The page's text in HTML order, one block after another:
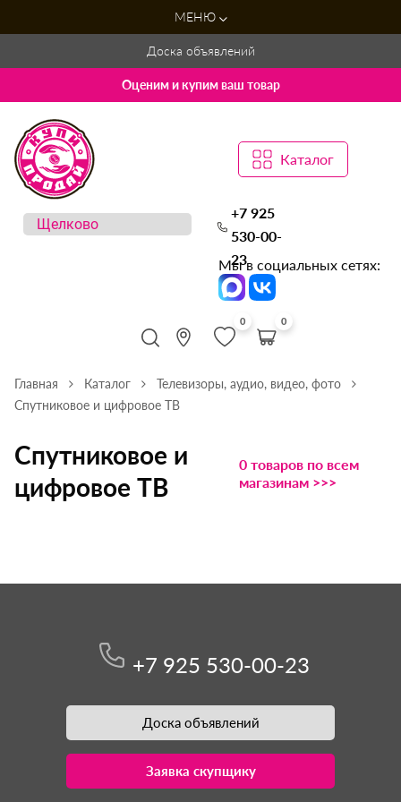
МЕНЮ
Доска объявлений
Оценим и купим ваш товар
Каталог
+7 925
530-00-
23
Мы в социальных сетях:
0 0
Главная Каталог
Телевизоры, аудио, видео, фото
Спутниковое и цифровое ТВ
Спутниковое и
цифровое ТВ
0 товаров по всем
магазинам >>>
+7 925 530-00-23
Доска объявлений
Заявка скупщику